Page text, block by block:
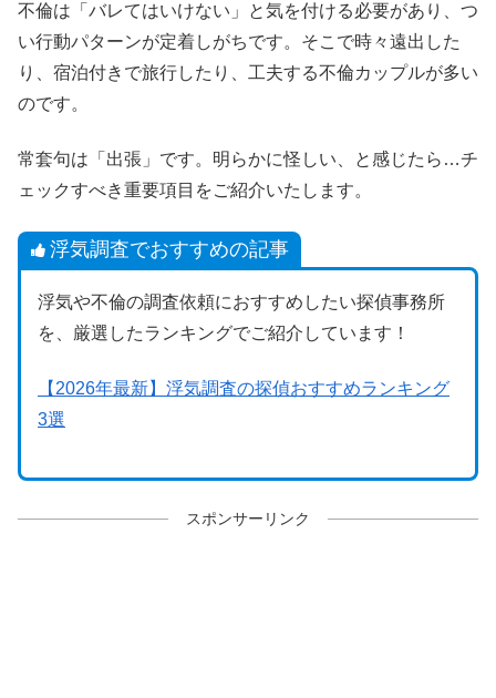
不倫は「バレてはいけない」と気を付ける必要があり、つ
い行動パターンが定着しがちです。そこで時々遠出した
り、宿泊付きで旅行したり、工夫する不倫カップルが多い
のです。
常套句は「出張」です。明らかに怪しい、と感じたら…チ
ェックすべき重要項目をご紹介いたします。
浮気調査でおすすめの記事
浮気や不倫の調査依頼におすすめしたい探偵事務所
を、厳選したランキングでご紹介しています！
【2026年最新】浮気調査の探偵おすすめランキング
3選
スポンサーリンク